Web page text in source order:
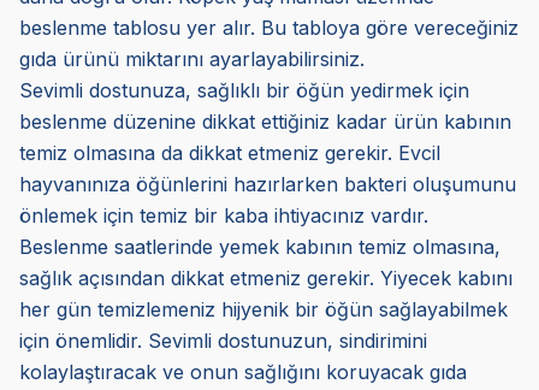
beslenme tablosu yer alır. Bu tabloya göre vereceğiniz
gıda ürünü miktarını ayarlayabilirsiniz.
Sevimli dostunuza, sağlıklı bir öğün yedirmek için
beslenme düzenine dikkat ettiğiniz kadar ürün kabının
temiz olmasına da dikkat etmeniz gerekir. Evcil
hayvanınıza öğünlerini hazırlarken bakteri oluşumunu
önlemek için temiz bir kaba ihtiyacınız vardır.
Beslenme saatlerinde yemek kabının temiz olmasına,
sağlık açısından dikkat etmeniz gerekir. Yiyecek kabını
her gün temizlemeniz hijyenik bir öğün sağlayabilmek
için önemlidir. Sevimli dostunuzun, sindirimini
kolaylaştıracak ve onun sağlığını koruyacak gıda